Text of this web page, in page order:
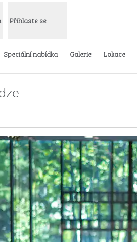
Přihlaste se
Speciální nabídka Galerie Lokace